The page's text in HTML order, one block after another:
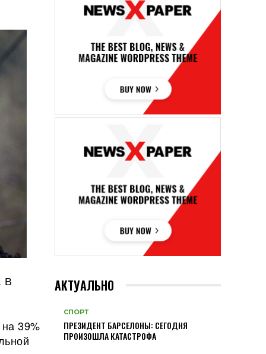
В
39%
АКТУАЛЬНО
СПОРТ
ПРЕЗИДЕНТ БАРСЕЛОНЫ: СЕГОДНЯ
ПРОИЗОШЛА КАТАСТРОФА